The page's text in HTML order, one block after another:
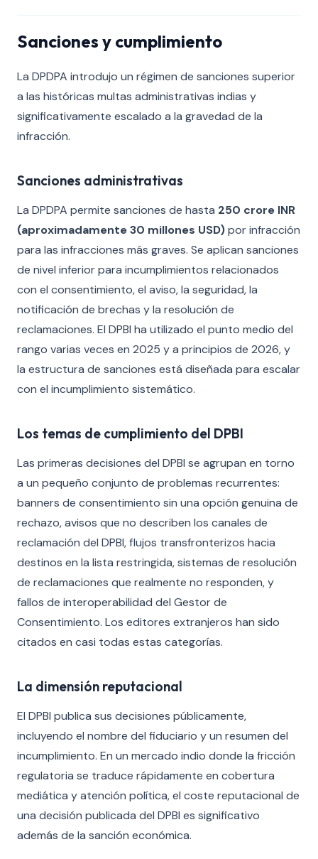
Sanciones y cumplimiento
La DPDPA introdujo un régimen de sanciones superior
a las históricas multas administrativas indias y
significativamente escalado a la gravedad de la
infracción.
Sanciones administrativas
La DPDPA permite sanciones de hasta 250 crore INR
(aproximadamente 30 millones USD)por infracción
para las infracciones más graves. Se aplican sanciones
de nivel inferior para incumplimientos relacionados
con el consentimiento, el aviso, la seguridad, la
notificación de brechas y la resolución de
reclamaciones. El DPBI ha utilizado el punto medio del
rango varias veces en 2025 y a principios de 2026, y
la estructura de sanciones está diseñada para escalar
con el incumplimiento sistemático.
Los temas de cumplimiento del DPBI
Las primeras decisiones del DPBI se agrupan en torno
a un pequeño conjunto de problemas recurrentes:
banners de consentimiento sin una opción genuina de
rechazo, avisos que no describen los canales de
reclamación del DPBI, flujos transfronterizos hacia
destinos en la lista restringida, sistemas de resolución
de reclamaciones que realmente no responden, y
fallos de interoperabilidad del Gestor de
Consentimiento. Los editores extranjeros han sido
citados en casi todas estas categorías.
La dimensión reputacional
El DPBI publica sus decisiones públicamente,
incluyendo el nombre del fiduciario y un resumen del
incumplimiento. En un mercado indio donde la fricción
regulatoria se traduce rápidamente en cobertura
mediática y atención política, el coste reputacional de
una decisión publicada del DPBI es significativo
además de la sanción económica.